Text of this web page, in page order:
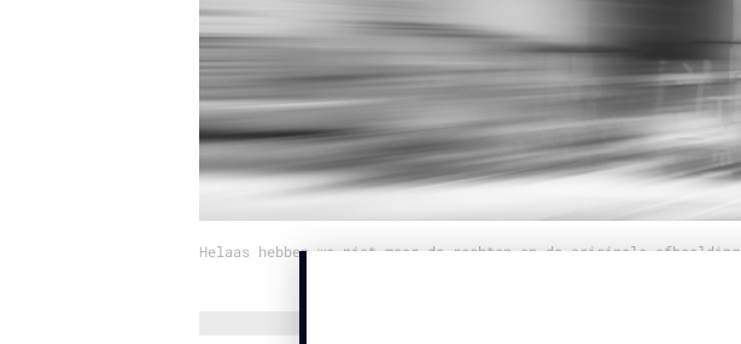
Helaas hebben we niet meer de rechten op de originele afbeelding